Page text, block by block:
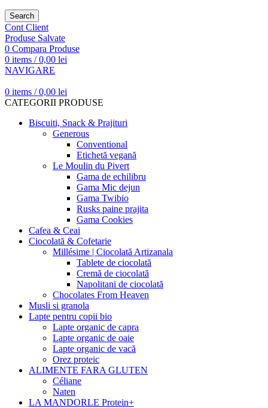
Search
Cont Client
Produse Salvate
0 Compara Produse
0 items / 0,00 lei
NAVIGARE
0 items / 0,00 lei
CATEGORII PRODUSE
Biscuiti, Snack & Prajituri
Generous
Conventional
Etichetă vegană
Le Moulin du Pivert
Gama de echilibru
Gama Mic dejun
Gama Twibio
Rusks paine prajita
Gama Cookies
Cafea & Ceai
Ciocolată & Cofetarie
Millésime | Ciocolată Artizanala
Tablete de ciocolată
Cremă de ciocolată
Napolitani de ciocolată
Chocolates From Heaven
Musli si granola
Lapte pentru copii bio
Lapte organic de capra
Lapte organic de oaie
Lapte organic de vacă
Orez proteic
ALIMENTE FARA GLUTEN
Céliane
Naten
LA MANDORLE Protein+